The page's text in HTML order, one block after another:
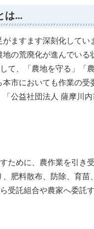
は…
ますます深刻化してい
の荒廃化が進んでいる
て、「農地を守る」「
市においても作業の
公益社団法人 薩摩川
ために、農作業を引き受
、肥料散布、防除、育苗
受託組合や農家へ委託